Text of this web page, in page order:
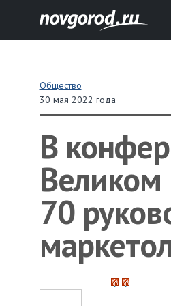
Общество
30 мая 2022 года
В
Великом
70